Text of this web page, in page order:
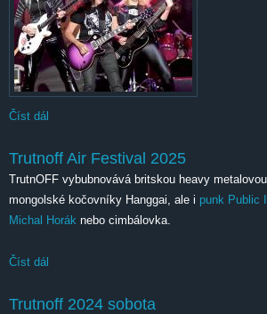
Číst dál
Trutnoff Air Festival 2025
TrutnOFF vybubnovává britskou heavy
mongolské kočovníky Hanggai, ale i punk Public
Michal Horák nebo cimbálovka.
Číst dál
Trutnoff 2024 sobota